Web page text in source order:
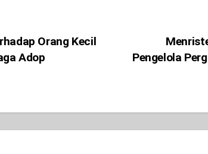
Pengelola
Orang Kecil
Adop